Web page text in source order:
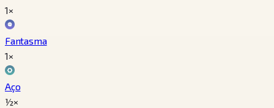
1×
Fantasma
1×
Aço
½×